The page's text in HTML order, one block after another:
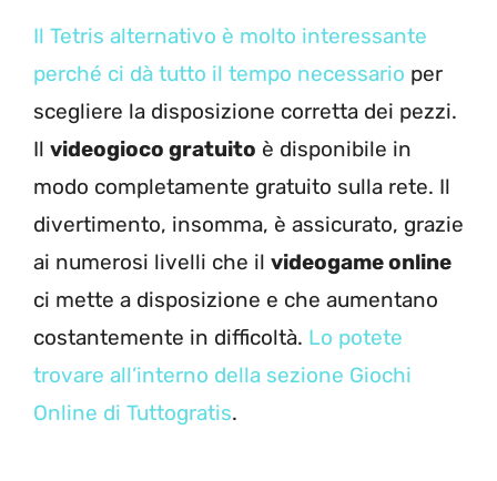
Il Tetris alternativo è molto interessante
perché ci dà tutto il tempo necessario per
scegliere la disposizione corretta dei pezzi.
Il videogioco gratuito è disponibile in
modo completamente gratuito sulla rete. Il
divertimento, insomma, è assicurato, grazie
ai numerosi livelli che il videogame online
ci mette a disposizione e che aumentano
costantemente in difficoltà. Lo potete
trovare all’interno della sezione Giochi
Online di Tuttogratis.